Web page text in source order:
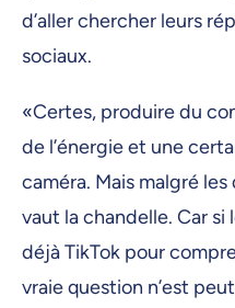
d’aller chercher leurs
sociaux.
«Certes, produire du
de l’énergie et une
caméra. Mais malgré
vaut la chandelle. Car
déjà TikTok pour
vraie question n’est